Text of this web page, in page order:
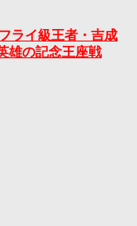
ライ級王者・吉成
雄の記念王座戦